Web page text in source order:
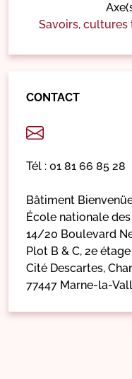
Savoirs, cultures
CONTACT
Tél : 01 81 66 85 28
Bâtiment
École nationale
14/20 Boulevard
Plot B & C, 2e étage
Cité Descartes,
77447 Marne-la-